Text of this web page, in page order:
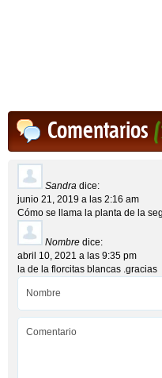
Comentarios
Sandra dice:
junio 21, 2019 a las 2:16 am
Cómo se llama la planta de la
Nombre dice:
abril 10, 2021 a las 9:35 pm
la de la florcitas blancas .gracias